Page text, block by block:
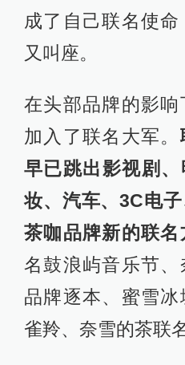
成了自己联名使
又叫座。
在头部品牌的影
加入了联名大军。
早已跳出影视剧
妆、汽车、3C电
茶咖品牌新的联名
名鼓浪屿音乐节
品牌逐本、蜜雪
雀羚、奈雪的茶联